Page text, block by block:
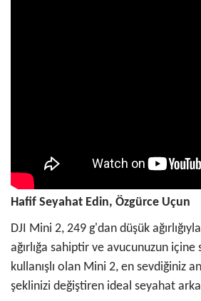
Hafif Seyahat Edin, Özgürce Uçun
DJI Mini 2, 249 g'dan düşük
ağırlığa sahiptir ve avucunuzun içine
kullanışlı olan Mini 2, en sevdiğiniz
şeklinizi değiştiren ideal seyahat